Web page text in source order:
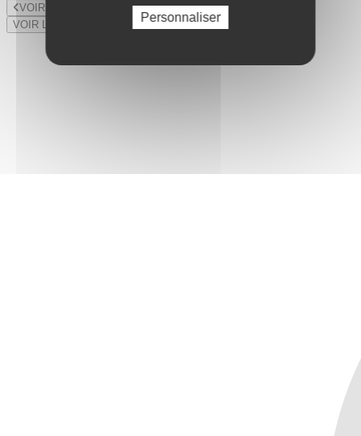
VOIR LE LOT PRÉCÉDENT
VOIR LE LOT SUIVANT
Personnaliser